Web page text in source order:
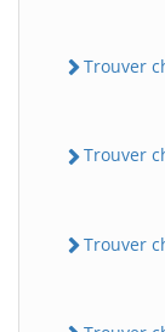
Trouver
Trouver
Trouver